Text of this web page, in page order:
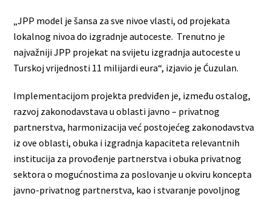
„JPP model je šansa za sve nivoe vlasti, od projekata
lokalnog nivoa do izgradnje autoceste. Trenutno je
najvažniji JPP projekat na svijetu izgradnja autoceste u
Turskoj vrijednosti 11 milijardi eura“, izjavio je Ćuzulan.
Implementacijom projekta predviđen je, između ostalog,
razvoj zakonodavstava u oblasti javno – privatnog
partnerstva, harmonizacija već postojećeg zakonodavstva
iz ove oblasti, obuka i izgradnja kapaciteta relevantnih
institucija za provođenje partnerstva i obuka privatnog
sektora o mogućnostima za poslovanje u okviru koncepta
javno-privatnog partnerstva, kao i stvaranje povoljnog